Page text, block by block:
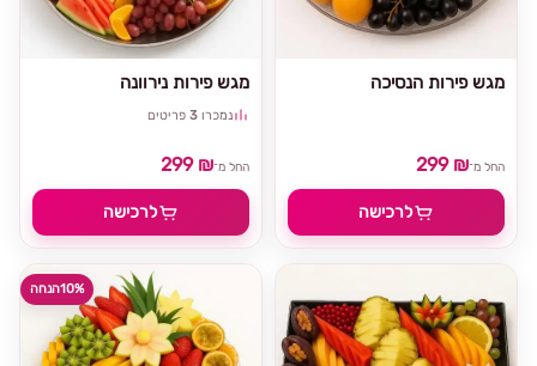
מגש פירות נירוונה
נמכרו 3 פריטים
החל מ־299 ₪
לרכישה
מגש פירות הנסיכה
החל מ־299 ₪
לרכישה
10%הנחה